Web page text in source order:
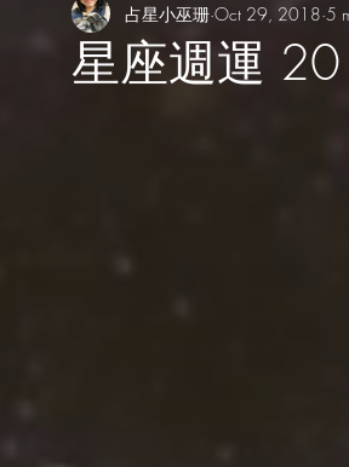
外星訊息 遊走在藝術 四季心境
星座週運
占星小巫珊 Oct 29, 2018 5